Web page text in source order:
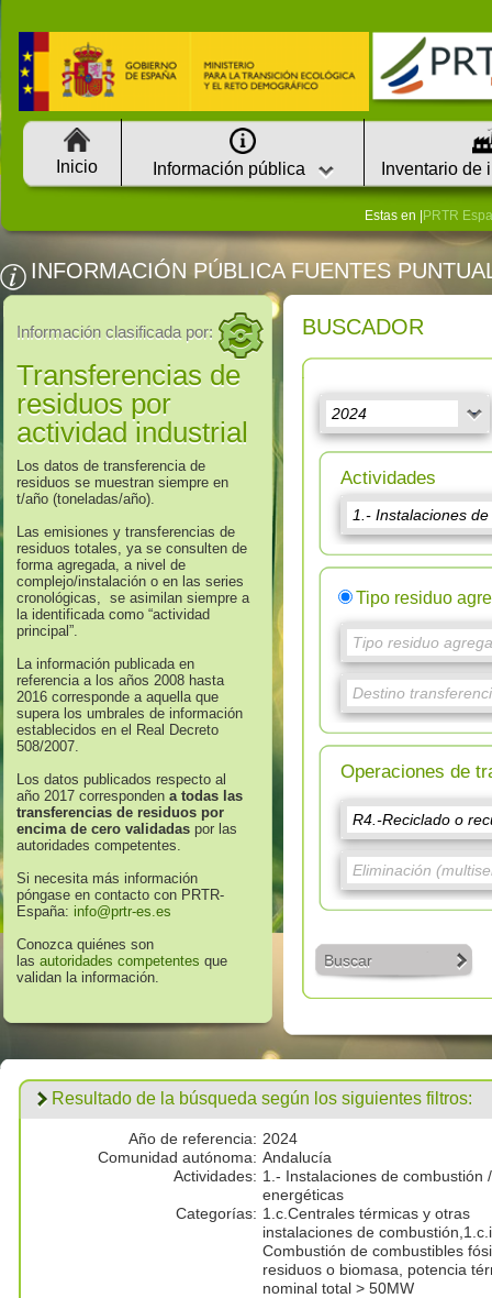
Inicio Información pública Inventario de
Estas en | PRTR
INFORMACIÓN PÚBLICA FUENTES
Información clasificada por:
Transferencias de
residuos por
actividad industrial
Los datos de transferencia de
residuos se muestran siempre en
t/año (toneladas/año).
Las emisiones y transferencias de
residuos totales, ya se consulten de
forma agregada, a nivel de
complejo/instalación o en las series
cronológicas, se asimilan siempre a
la identificada como “actividad
principal”.
La información publicada en
referencia a los años 2008 hasta
2016 corresponde a aquella que
supera los umbrales de información
establecidos en el Real Decreto
508/2007.
Los datos publicados respecto al
año 2017 corresponden a todas las
transferencias de residuos por
encima de cero validadas por las
autoridades competentes.
Si necesita más información
póngase en contacto con PRTR-
España: info@prtr-es.es
Conozca quiénes son
las autoridades competentes que
validan la información.
BUSCADOR
Actividades
Tipo residuo
Operaciones de
Buscar
Resultado de la búsqueda según los siguientes filtros:
Año de referencia: 2024
Comunidad autónoma: Andalucía
Actividades: 1.- Instalaciones de combustión /
energéticas
Categorías: 1.c.Centrales térmicas y otras
instalaciones de
Combustión de combustibles
residuos o biomasa, potencia
nominal total > 50MW